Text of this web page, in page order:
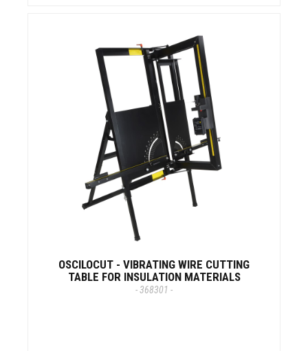
OSCILOCUT - VIBRATING WIRE CUTTING
TABLE FOR INSULATION MATERIALS
- 368301 -